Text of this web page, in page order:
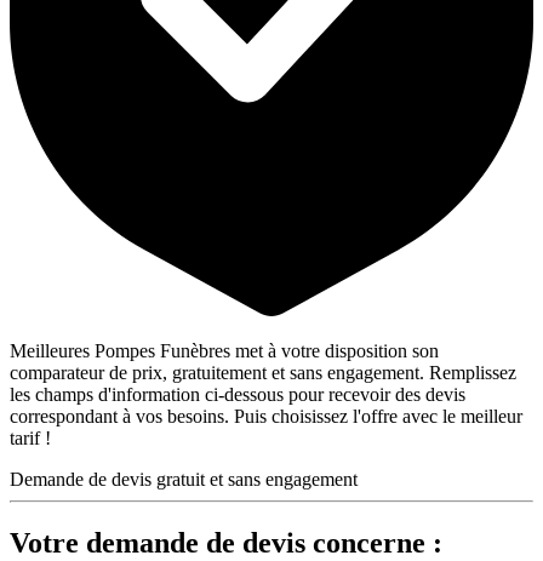
Meilleures Pompes Funèbres met à votre disposition son
comparateur de prix, gratuitement et sans engagement. Remplissez
les champs d'information ci-dessous pour recevoir des devis
correspondant à vos besoins. Puis choisissez l'offre avec le meilleur
tarif !
Demande de devis gratuit et sans engagement
Votre demande de devis concerne :